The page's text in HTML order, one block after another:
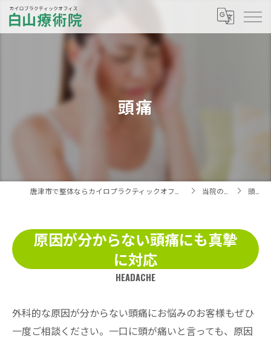
頭痛
当院の特徴 頭痛
原因が分からない頭痛にも真摯
に対応
HEADACHE
外科的な原因が分からない頭痛にお悩みのお客様もぜひ
一度ご相談ください。一口に頭が痛いと言っても、原因